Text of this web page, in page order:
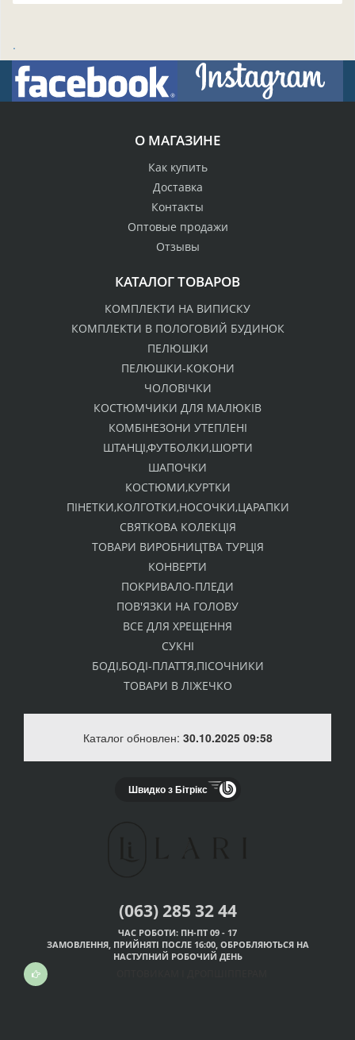
.
О МАГАЗИНЕ
Как купить
Доставка
Контакты
Оптовые продажи
Отзывы
КАТАЛОГ ТОВАРОВ
КОМПЛЕКТИ НА ВИПИСКУ
КОМПЛЕКТИ В ПОЛОГОВИЙ БУДИНОК
ПЕЛЮШКИ
ПЕЛЮШКИ-КОКОНИ
ЧОЛОВІЧКИ
КОСТЮМЧИКИ ДЛЯ МАЛЮКІВ
КОМБІНЕЗОНИ УТЕПЛЕНІ
ШТАНЦІ,ФУТБОЛКИ,ШОРТИ
ШАПОЧКИ
КОСТЮМИ,КУРТКИ
ПІНЕТКИ,КОЛГОТКИ,НОСОЧКИ,ЦАРАПКИ
СВЯТКОВА КОЛЕКЦІЯ
ТОВАРИ ВИРОБНИЦТВА ТУРЦІЯ
КОНВЕРТИ
ПОКРИВАЛО-ПЛЕДИ
ПОВ'ЯЗКИ НА ГОЛОВУ
ВСЕ ДЛЯ ХРЕЩЕННЯ
СУКНІ
БОДІ,БОДІ-ПЛАТТЯ,ПІСОЧНИКИ
ТОВАРИ В ЛІЖЕЧКО
Каталог обновлен: 30.10.2025 09:58
Швидко з Бітрікс
(063) 285 32 44
ЧАС РОБОТИ: ПН-ПТ 09 - 17
ЗАМОВЛЕННЯ, ПРИЙНЯТІ ПОСЛЕ 16:00, ОБРОБЛЯЮТЬСЯ НА
НАСТУПНИЙ РОБОЧИЙ ДЕНЬ